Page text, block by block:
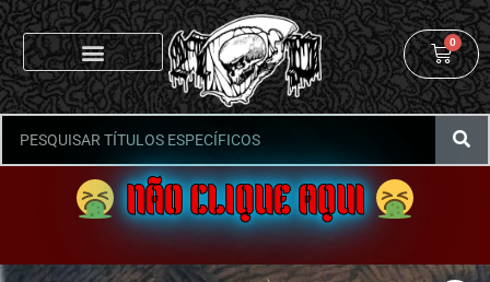
0
NÃO CLIQUE AQUI